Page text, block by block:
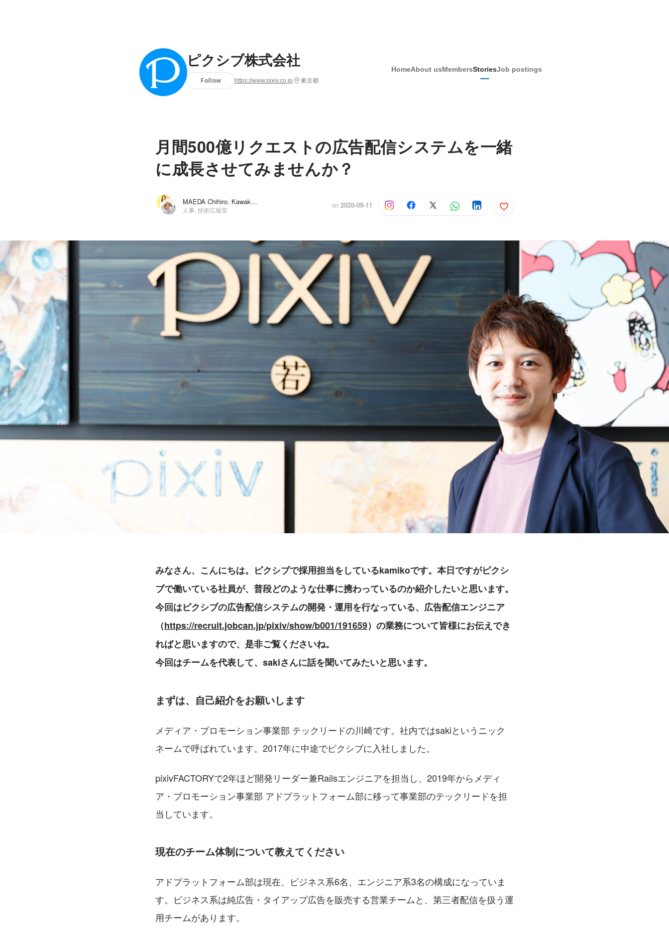
ピクシブ株式会社
Follow https://www.pixiv.co.jp 東京都
HomeAbout usMembersStoriesJob postings
月間500億リクエストの広告配信システムを一緒
に成長させてみませんか？
MAEDA Chihiro, Kawakami Eri
人事, 技術広報室
on 2020-09-11
みなさん、こんにちは。ピクシブで採用担当をしているkamikoです。本日ですがピクシ
ブで働いている社員が、普段どのような仕事に携わっているのか紹介したいと思います。
今回はピクシブの広告配信システムの開発・運用を行なっている、広告配信エンジニア
（https://recruit.jobcan.jp/pixiv/show/b001/191659）の業務について皆様にお伝えでき
ればと思いますので、是非ご覧くださいね。
今回はチームを代表して、sakiさんに話を聞いてみたいと思います。
まずは、自己紹介をお願いします
メディア・プロモーション事業部 テックリードの川崎です。社内ではsakiというニック
ネームで呼ばれています。2017年に中途でピクシブに入社しました。
pixivFACTORYで2年ほど開発リーダー兼Railsエンジニアを担当し、2019年からメディ
ア・プロモーション事業部 アドプラットフォーム部に移って事業部のテックリードを担
当しています。
現在のチーム体制について教えてください
アドプラットフォーム部は現在、ビジネス系6名、エンジニア系3名の構成になっていま
す。ビジネス系は純広告・タイアップ広告を販売する営業チームと、第三者配信を扱う運
用チームがあります。
MAEDA Chihiro